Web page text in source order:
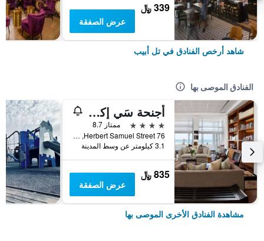
339 ﷼
عرض الصفقة
شاهد أرخص الفنادق في تل أبيب
الفنادق الموصى بها
أجنحة سَي إكسكيوتيف
4 نجوم
ممتاز 8.7
76 Herbert Samuel Street, تل أبيب, منطقة متروبوليتان تل أبيب, اسرائيل
3.1 كيلومتر عن وسط المدينة
835 ﷼
عرض الصفقة
مشاهدة الفنادق الأخرى الموصى بها